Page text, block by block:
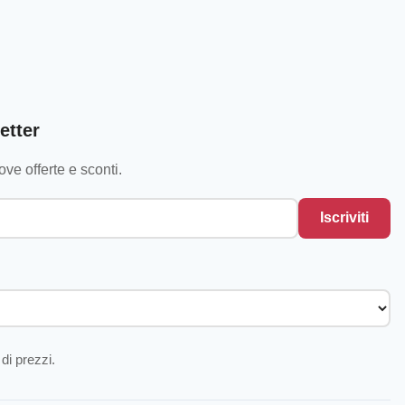
offerte e sconti.
Iscriviti
prezzi.